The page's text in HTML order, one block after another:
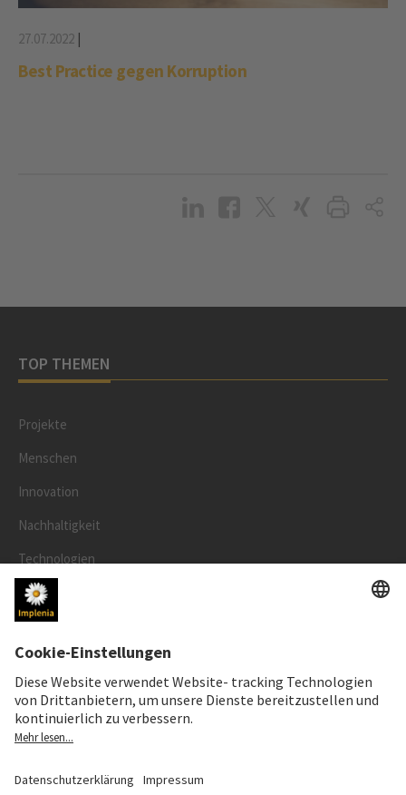
27.07.2022 |
Best Practice gegen Korruption
TOP THEMEN
Projekte
Menschen
Innovation
Nachhaltigkeit
Technologien
Sicherheit
RECHTLICHES
Impressum
Datenschutz
Cookie- und Social-Media-Richtlinie